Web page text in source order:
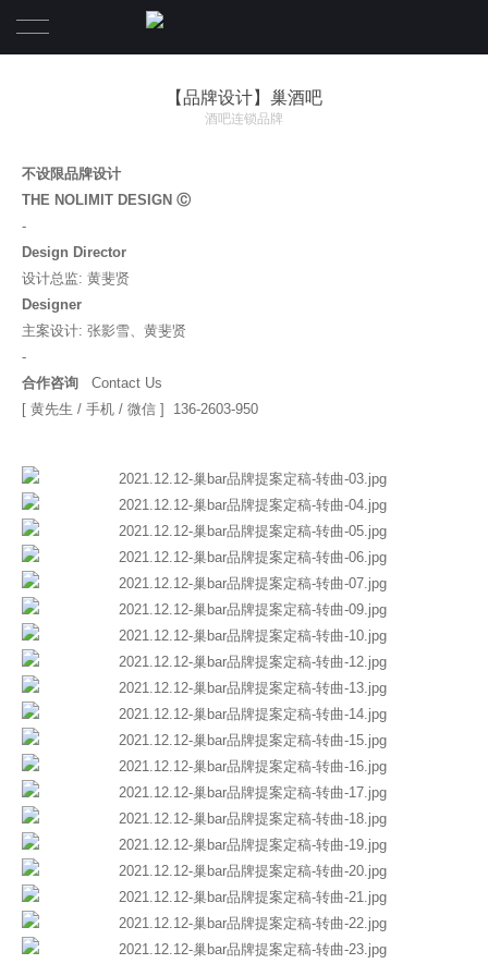
【品牌设计】巢酒吧
酒吧连锁品牌
不设限品牌设计
THE NOLIMIT DESIGN Ⓒ
-
Design Director
设计总监: 黄斐贤
Designer
主案设计: 张影雪、黄斐贤
-
合作咨询
Contact Us
[ 黄先生 / 手机 / 微信 ] 136-2603-950
服务项目
关于我们
关于我们
联系我们